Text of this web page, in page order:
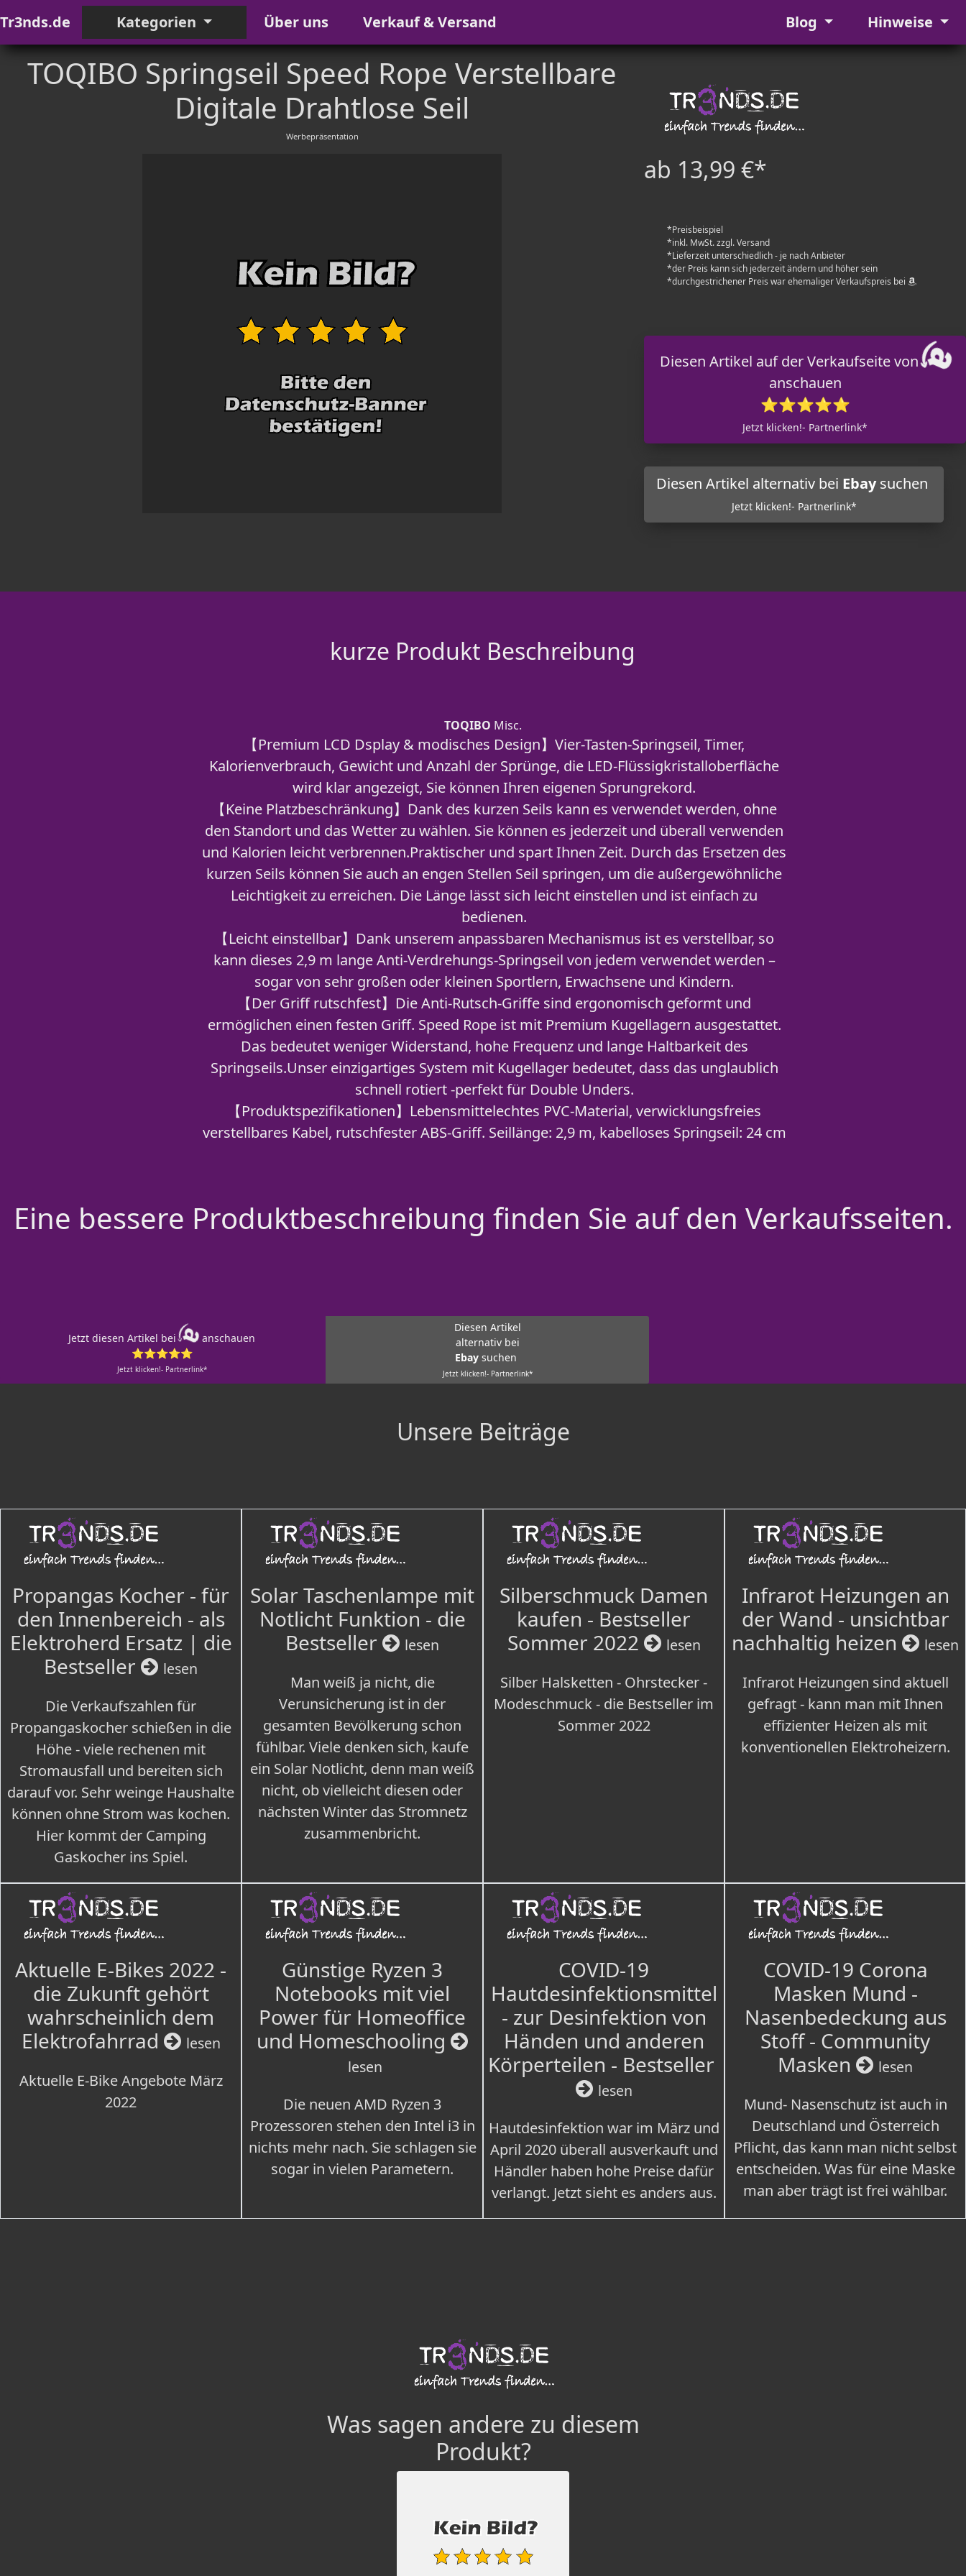
Tr3nds.de Kategorien Über uns Verkauf & Versand Blog Hinweise
TOQIBO Springseil Speed Rope Verstellbare
Digitale Drahtlose Seil
Werbepräsentation
ab 13,99 €*
*Preisbeispiel
*inkl. MwSt. zzgl. Versand
*Lieferzeit unterschiedlich - je nach Anbieter
*der Preis kann sich jederzeit ändern und höher sein
*durchgestrichener Preis war ehemaliger Verkaufspreis bei
Diesen Artikel auf der Verkaufseite von
anschauen
⭐⭐⭐⭐⭐
Jetzt klicken!- Partnerlink*
Diesen Artikel alternativ bei Ebaysuchen
Jetzt klicken!- Partnerlink*
kurze Produkt Beschreibung
TOQIBO Misc.
【Premium LCD Dsplay & modisches Design】Vier-Tasten-Springseil, Timer,
Kalorienverbrauch, Gewicht und Anzahl der Sprünge, die LED-Flüssigkristalloberfläche
wird klar angezeigt, Sie können Ihren eigenen Sprungrekord.
【Keine Platzbeschränkung】Dank des kurzen Seils kann es verwendet werden, ohne
den Standort und das Wetter zu wählen. Sie können es jederzeit und überall verwenden
und Kalorien leicht verbrennen.Praktischer und spart Ihnen Zeit. Durch das Ersetzen des
kurzen Seils können Sie auch an engen Stellen Seil springen, um die außergewöhnliche
Leichtigkeit zu erreichen. Die Länge lässt sich leicht einstellen und ist einfach zu
bedienen.
【Leicht einstellbar】Dank unserem anpassbaren Mechanismus ist es verstellbar, so
kann dieses 2,9 m lange Anti-Verdrehungs-Springseil von jedem verwendet werden –
sogar von sehr großen oder kleinen Sportlern, Erwachsene und Kindern.
【Der Griff rutschfest】Die Anti-Rutsch-Griffe sind ergonomisch geformt und
ermöglichen einen festen Griff. Speed Rope ist mit Premium Kugellagern ausgestattet.
Das bedeutet weniger Widerstand, hohe Frequenz und lange Haltbarkeit des
Springseils.Unser einzigartiges System mit Kugellager bedeutet, dass das unglaublich
schnell rotiert -perfekt für Double Unders.
【Produktspezifikationen】Lebensmittelechtes PVC-Material, verwicklungsfreies
verstellbares Kabel, rutschfester ABS-Griff. Seillänge: 2,9 m, kabelloses Springseil: 24 cm
Eine bessere Produktbeschreibung finden Sie auf den Verkaufsseiten.
Jetzt diesen Artikel bei
anschauen
⭐⭐⭐⭐⭐
Jetzt klicken!- Partnerlink*
Diesen Artikel
alternativ bei
Ebay suchen
Jetzt klicken!- Partnerlink*
Unsere Beiträge
Propangas Kocher - für
den Innenbereich - als
Elektroherd Ersatz | die
Bestseller
lesen
Die Verkaufszahlen für
Propangaskocher schießen in die
Höhe - viele rechenen mit
Stromausfall und bereiten sich
darauf vor. Sehr weinge Haushalte
können ohne Strom was kochen.
Hier kommt der Camping
Gaskocher ins Spiel.
Solar Taschenlampe mit
Notlicht Funktion - die
Bestseller
lesen
Man weiß ja nicht, die
Verunsicherung ist in der
gesamten Bevölkerung schon
fühlbar. Viele denken sich, kaufe
ein Solar Notlicht, denn man weiß
nicht, ob vielleicht diesen oder
nächsten Winter das Stromnetz
zusammenbricht.
Silberschmuck Damen
kaufen - Bestseller
Sommer 2022
lesen
Silber Halsketten - Ohrstecker -
Modeschmuck - die Bestseller im
Sommer 2022
Infrarot Heizungen an
der Wand - unsichtbar
nachhaltig heizen
lesen
Infrarot Heizungen sind aktuell
gefragt - kann man mit Ihnen
effizienter Heizen als mit
konventionellen Elektroheizern.
Aktuelle E-Bikes 2022 -
die Zukunft gehört
wahrscheinlich dem
Elektrofahrrad
lesen
Aktuelle E-Bike Angebote März
2022
Günstige Ryzen 3
Notebooks mit viel
Power für Homeoffice
und Homeschooling
lesen
Die neuen AMD Ryzen 3
Prozessoren stehen den Intel i3 in
nichts mehr nach. Sie schlagen sie
sogar in vielen Parametern.
COVID-19
Hautdesinfektionsmittel
- zur Desinfektion von
Händen und anderen
Körperteilen - Bestseller
lesen
Hautdesinfektion war im März und
April 2020 überall ausverkauft und
Händler haben hohe Preise dafür
verlangt. Jetzt sieht es anders aus.
COVID-19 Corona
Masken Mund -
Nasenbedeckung aus
Stoff - Community
Masken
lesen
Mund- Nasenschutz ist auch in
Deutschland und Österreich
Pflicht, das kann man nicht selbst
entscheiden. Was für eine Maske
man aber trägt ist frei wählbar.
Was sagen andere zu diesem
Produkt?